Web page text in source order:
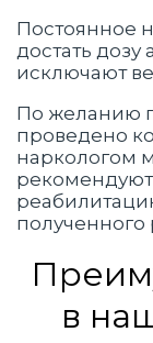
Постоянное
достать дозу
исключают
По желанию
проведено
наркологом
рекомендуют
полученного
в